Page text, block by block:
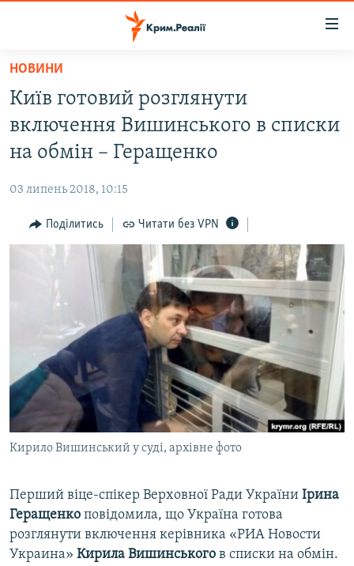
Перейти
основного
матеріалу
Перейти
до
основної
Перейти
до
ВІДЕО ТА ФОТО
БЛОГИ
ПОГЛЯД
ІНТЕРВ'Ю
ВСЕ ЗА ДЕНЬ
ДЕПОРТАЦІЯ
ВІДЕОУРОКИ «ELIFBE»
СВІДЧЕННЯ ОКУПАЦІЇ
УКРАЇНСЬКА ПРОБЛЕМА КРИМУ
ІНФОГРАФІКА
ЯК ОБІЙТИ БЛОКУВАННЯ
Русский
Qırımtatar
ДОЛУЧАЙСЯ!
Усі сайти RFE/RL
НОВИНИ
Київ готовий розглянути
включення Вишинського в списки
на обмін – Геращенко
03 липень 2018, 10:15
Поділитись Читати без VPN
Кирило Вишинський у суді, архівне фото
Перший віце-спікер Верховної Ради України Ірина
Геращенко повідомила, що Україна готова
розглянути включення керівника «РИА Новости
Украина» Кирила Вишинського в списки на обмін.